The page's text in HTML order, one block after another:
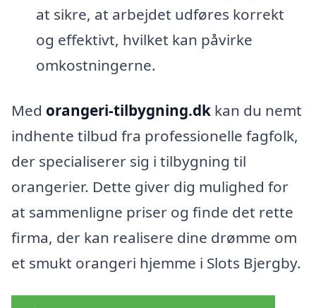
at sikre, at arbejdet udføres korrekt
og effektivt, hvilket kan påvirke
omkostningerne.
Med orangeri-tilbygning.dk kan du nemt
indhente tilbud fra professionelle fagfolk,
der specialiserer sig i tilbygning til
orangerier. Dette giver dig mulighed for
at sammenligne priser og finde det rette
firma, der kan realisere dine drømme om
et smukt orangeri hjemme i Slots Bjergby.